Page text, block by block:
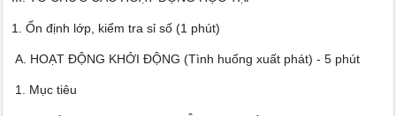
1. Ổn định lớp, kiểm tra sỉ số (1 phút)
A. HOẠT ĐỘNG KHỞI ĐỘNG (Tình huống xuất phát) - 5 phút
1. Mục tiêu